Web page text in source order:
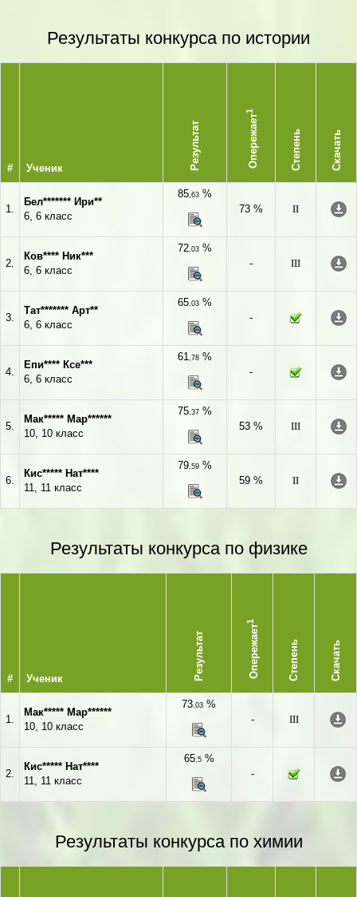
Результаты конкурса по истории
# Ученик Результат Опережает
1
Степень Скачать
1.
Бел******* Ири**
6, 6 класс
85,63 %
73 %
II
2.
Ков**** Ник***
6, 6 класс
72,03 %
-
III
3.
Тат******* Арт**
6, 6 класс
65,03 %
-
4.
Епи**** Ксе***
6, 6 класс
61,78 %
-
5.
Мак***** Мар******
10, 10 класс
75,37 %
53 %
III
6.
Кис***** Нат****
11, 11 класс
79,59 %
59 %
II
Результаты конкурса по физике
# Ученик Результат Опережает
1
Степень Скачать
1.
Мак***** Мар******
10, 10 класс
73,03 %
-
III
2.
Кис***** Нат****
11, 11 класс
65,5%
-
Результаты конкурса по химии